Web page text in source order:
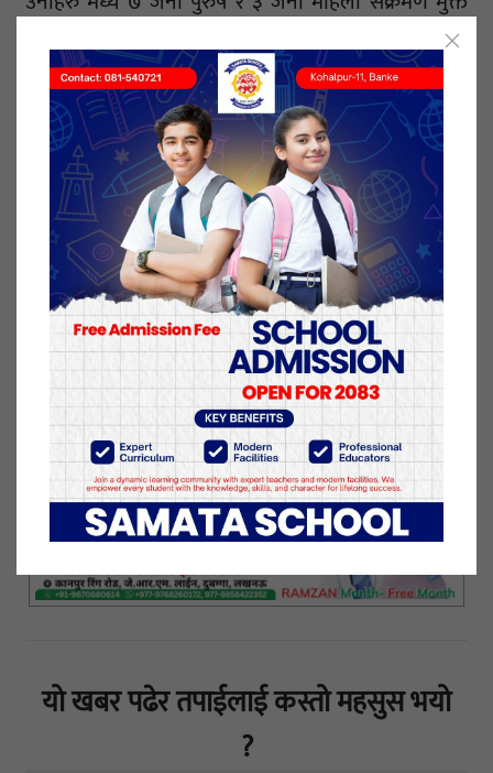
कोहलपुरमा स्वास्थ्यकर्मी र स्थानीय जनप्रतिनिधिहरुको
सक्रियतामा कोरना संक्रमित संख्या झरेको हो ।
एक हजार ७८ संख्यामा रहेका संक्रमित मध्य अब ४७ जना
मात्र बाँकी छन् । उनीहरु सबै होम आइसोलेसन मा छन् ।
स्वास्थ्यकर्मी र स्थानीय जनप्रतिनिधि विचको समन्वयन तथा
संक्रमितहरुलाई नियमित मनोपरार्मश सेवा निशूल्क
औषधीको व्यवस्थाका कारण संक्रमित संख्या घटाउन सफल
भएको कोहलपुर कोभिड १९ फोकल पर्सन गेहराज खनालले
जानकारी गराए ।
२६ जेष्ठ २०७८, बुधबार प्रकाशित
यो खबर पढेर तपाईलाई कस्तो महसुस भयो
?